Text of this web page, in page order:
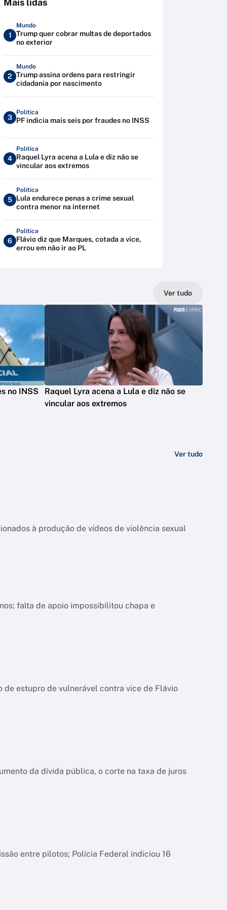
Mais lidas
1
Mundo
Trump quer cobrar multas de deportados
no exterior
2
Mundo
Trump assina ordens para restringir
cidadania por nascimento
3
Política
PF indicia mais seis por fraudes no INSS
4
Política
Raquel Lyra acena a Lula e diz não se
vincular aos extremos
5
Política
Lula endurece penas a crime sexual
contra menor na internet
6
Política
Flávio diz que Marques, cotada a vice,
errou em não ir ao PL
Ver tudo
no INSS
Raquel Lyra acena a Lula e diz não se
vincular aos extremos
Ver tudo
à produção de vídeos de violência sexual
falta de apoio impossibilitou chapa e
estupro de vulnerável contra vice de Flávio
da dívida pública, o corte na taxa de juros
entre pilotos; Polícia Federal indiciou 16